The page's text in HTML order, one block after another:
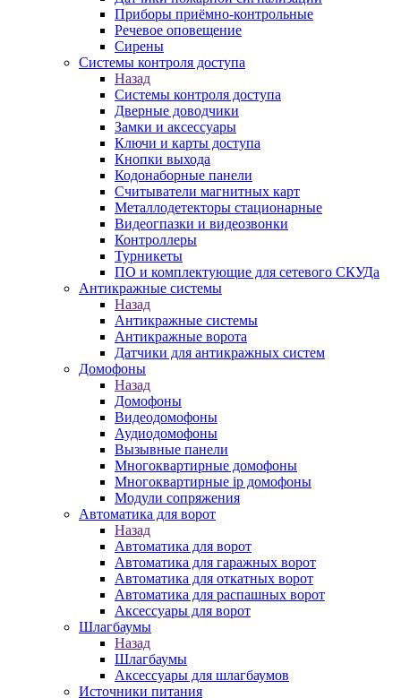
Приборы приёмно-контрольные
Речевое оповещение
Сирены
Системы контроля доступа
Назад
Системы контроля доступа
Дверные доводчики
Замки и аксессуары
Ключи и карты доступа
Кнопки выхода
Кодонаборные панели
Считыватели магнитных карт
Металлодетекторы стационарные
Видеогпазки и видеозвонки
Контроллеры
Турникеты
ПО и комплектующие для сетевого СКУДа
Антикражные системы
Назад
Антикражные системы
Антикражные ворота
Датчики для антикражных систем
Домофоны
Назад
Домофоны
Видеодомофоны
Аудиодомофоны
Вызывные панели
Многоквартирные домофоны
Многоквартирные ip домофоны
Модули сопряжения
Автоматика для ворот
Назад
Автоматика для ворот
Автоматика для гаражных ворот
Автоматика для откатных ворот
Автоматика для распашных ворот
Аксессуары для ворот
Шлагбаумы
Назад
Шлагбаумы
Аксессуары для шлагбаумов
Источники питания